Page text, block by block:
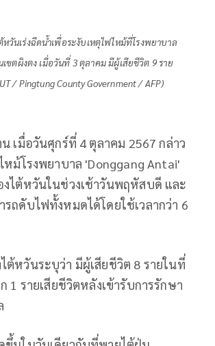
วันเร่งฉีดน้ำเพื่อระงับเหตุไฟไหม้ที่โรงพยาบาล
เขตผิงตง เมื่อวันที่ 3 ตุลาคม มีผู้เสียชีวิต 9 ราย
/ Pingtung County Government / AFP)
น เมื่อวันศุกร์ที่ 4 ตุลาคม 2567 กล่าว
หม้โรงพยาบาล 'Donggang Antai'
งไต้หวันในช่วงเช้าวันพฤหัสบดี และ
รถดับไฟทั้งหมดได้โดยใช้เวลากว่า 6
ต้หวันระบุว่า มีผู้เสียชีวิต 8 รายในที่
1 รายเสียชีวิตหลังเข้ารับการรักษา